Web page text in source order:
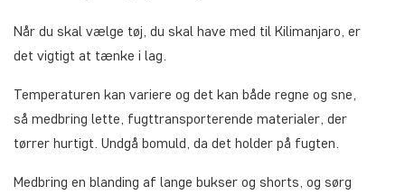
Når du skal vælge tøj, du skal have med til Kilimanjaro, er
det vigtigt at tænke i lag.
Temperaturen kan variere og det kan både regne og sne,
så medbring lette, fugttransporterende materialer, der
tørrer hurtigt. Undgå bomuld, da det holder på fugten.
Medbring en blanding af lange bukser og shorts, og sørg